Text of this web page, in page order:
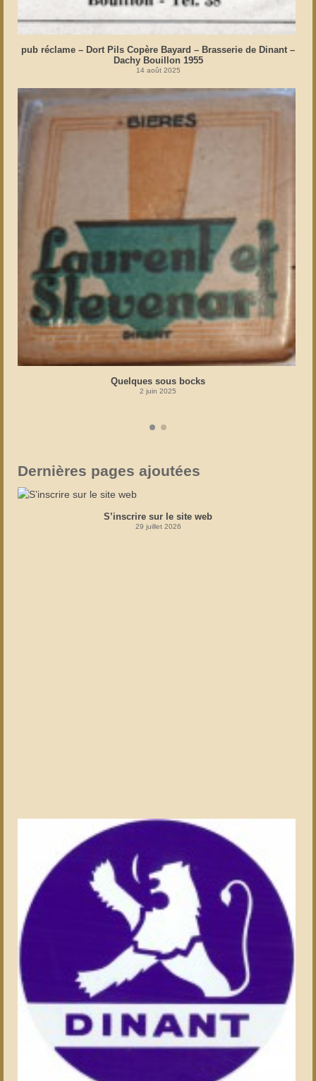
pub réclame – Dort Pils Copère Bayard – Brasserie de Dinant –
Dachy Bouillon 1955
14 août 2025
Quelques sous bocks
2 juin 2025
Dernières pages ajoutées
S’inscrire sur le site web
29 juillet 2026